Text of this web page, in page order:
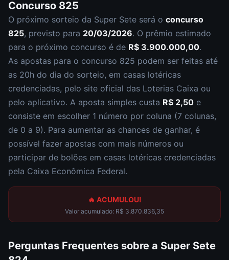
Concurso 825
O próximo sorteio da Super Sete será o concurso
825, previsto para 20/03/2026. O prêmio estimado
para o próximo concurso é de R$ 3.900.000,00.
As apostas para o concurso 825 podem ser feitas até
as 20h do dia do sorteio, em casas lotéricas
credenciadas, pelo site oficial das Loterias Caixa ou
pelo aplicativo. A aposta simples custa R$ 2,50 e
consiste em escolher 1 número por coluna (7 colunas,
de 0 a 9). Para aumentar as chances de ganhar, é
possível fazer apostas com mais números ou
participar de bolões em casas lotéricas credenciadas
pela Caixa Econômica Federal.
🔥 ACUMULOU!
Valor acumulado: R$ 3.870.836,35
Perguntas Frequentes sobre a Super Sete